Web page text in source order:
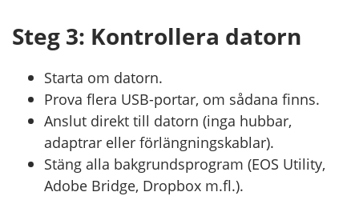
Steg 3: Kontrollera datorn
Starta om datorn.
Prova flera USB-portar, om sådana finns.
Anslut direkt till datorn (inga hubbar,
adaptrar eller förlängningskablar).
Stäng alla bakgrundsprogram (EOS Utility,
Adobe Bridge, Dropbox m.fl.).